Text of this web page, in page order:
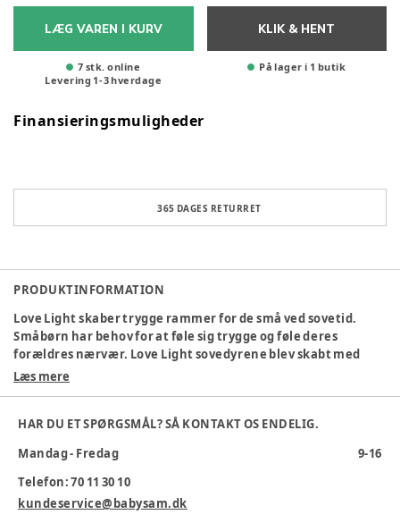
LÆG VAREN I KURV
7 stk. online
Levering 1-3hverdage
KLIK & HENT
På lager i 1 butik
Finansieringsmuligheder
365 DAGES RETURRET
PRODUKTINFORMATION
Love Light skaber trygge rammer for de små ved sovetid.
Småbørn har behov for at føle sig trygge og føle deres
forældres nærvær. Love Light sovedyrene blev skabt med
netop dette mål i tankerne. De søde Love Light dyr har flere
samt 4 white noise-lyde. Derudover er der mulighed for at
som sovedyret kan afspille under sovetid.
Specifikationer:
Læs mere
HAR DU ET SPØRGSMÅL? SÅ KONTAKT OS ENDELIG.
Mandag - Fredag
9-16
Telefon: 70 11 30 10
kundeservice@babysam.dk